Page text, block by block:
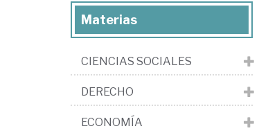
Materias
CIENCIAS SOCIALES
DERECHO
ECONOMÍA